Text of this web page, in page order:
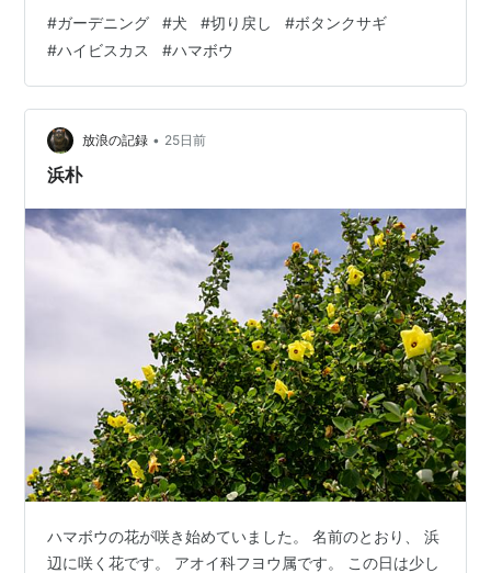
のプロフィール下にあります。どうぞよろしくお願いい
たします。 ※※※※※※※※※※※※※※※※※※※※※※※ ★手作りの
うさぎガーデン全体の様子はこちらでご紹介していま
す。↓ 「上から見たうさぎガーデン・冬」「上から見た
南の庭とアプローチ」「上から見てみました
（2021.3.29）」…
#ガーデニング #犬 #切り戻し #ボタンクサギ
#ハイビスカス #ハマボウ
放浪の記録 • 25日前
浜朴
ハマボウの花が咲き始めていました。 名前のとおり、 浜
辺に咲く花です。 アオイ科フヨウ属です。 この日は少し